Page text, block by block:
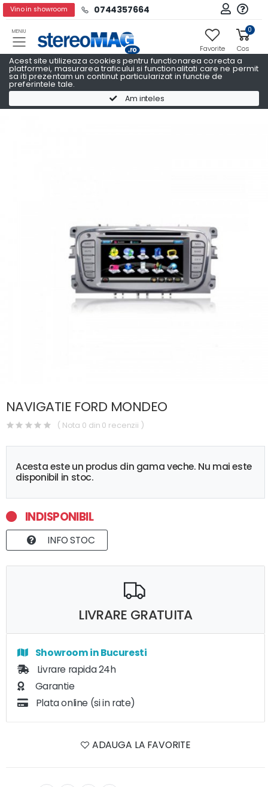
Acest site utilizeaza cookies pentru functionarea corecta a
platformei, masurarea traficului si functionalitati care ne permit
sa iti prezentam un continut particularizat in functie de
preferintele tale.
Am inteles
Vino in showroom 0744357664
MENIU
Favorite
0
Cos
Navigatii Auto Dedicate Navigatii Auto Dedicate FORD
NAVIGATIE FORD MONDEO
( Nota 0 din 0 recenzii )
Acesta este un produs din gama veche. Nu mai este
disponibil in stoc.
INDISPONIBIL
INFO STOC
LIVRARE GRATUITA
Showroom in Bucuresti
Livrare rapida 24h
Garantie
Plata online (si in rate)
ADAUGA LA FAVORITE